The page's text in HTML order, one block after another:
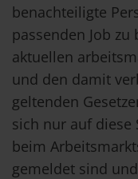
benachteiligte
passenden Job
aktuellen
und den damit
geltenden
sich nur auf diese
beim
gemeldet sind
Standorte